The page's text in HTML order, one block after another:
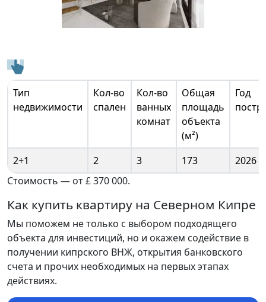
Тип
недвижимости
Кол-во
спален
Кол-во
ванных
комнат
Общая
площадь
объекта
(м²)
Год
2+1 2 3 173
2026
Стоимость — от £ 370 000.
Как купить квартиру на Северном Кипре
Мы поможем не только с выбором подходящего
объекта для инвестиций, но и окажем содействие в
получении кипрского ВНЖ, открытия банковского
счета и прочих необходимых на первых этапах
действиях.